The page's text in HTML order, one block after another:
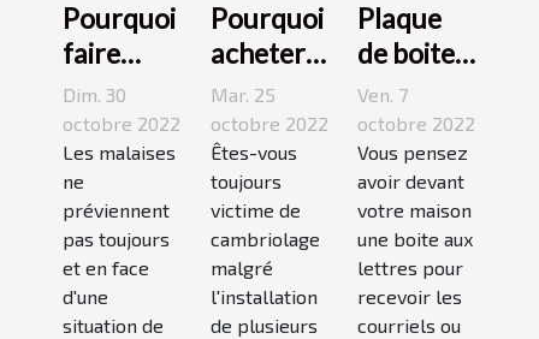
Pourquoi
faire
appel à
une
maison
médicale
de garde
?
Dim. 30
octobre 2022
Les malaises
ne
préviennent
pas toujours
et en face
d'une
situation de
Pourquoi
acheter
une
caméra
espion ?
Mar. 25
octobre 2022
Êtes-vous
toujours
victime de
cambriolage
malgré
l'installation
de plusieurs
Plaque
de boite
aux
lettres :3
conseils
pour bien
choisir un
bon
modèle
Ven. 7
octobre 2022
Vous pensez
avoir devant
votre maison
une boite aux
lettres pour
recevoir les
courriels ou